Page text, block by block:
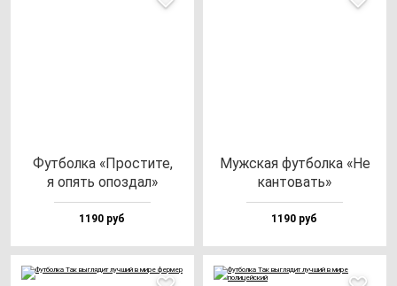
Фут­бол­ка «Прос­ти­те,
я опять опоз­дал»
1190 руб
Муж­ская фут­бол­ка «Не
кан­то­вать»
1190 руб